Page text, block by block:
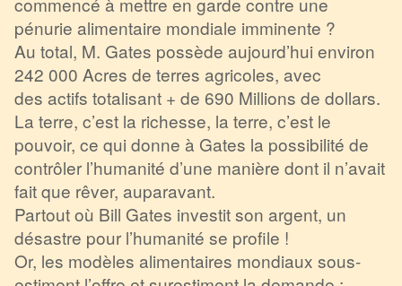
pénurie alimentaire mondiale imminente ?
Au total, M. Gates possède aujourd’hui environ
242 000 Acres de terres agricoles, avec
des actifs totalisant + de 690 Millions de dollars.
La terre, c’est la richesse, la terre, c’est le
pouvoir, ce qui donne à Gates la possibilité de
contrôler l’humanité d’une manière dont il n’avait
fait que rêver, auparavant.
Partout où Bill Gates investit son argent, un
désastre pour l’humanité se profile !
Or, les modèles alimentaires mondiaux sous-